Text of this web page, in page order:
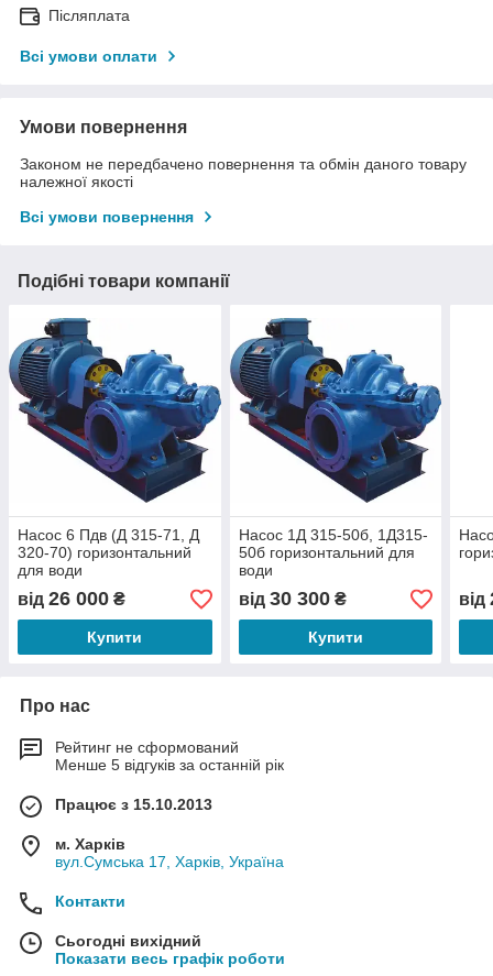
Післяплата
Всі умови оплати
Умови повернення
Законом не передбачено повернення та обмін даного товару
належної якості
Всі умови повернення
Подібні товари компанії
Насос 6 Пдв (Д 315-71, Д
320-70) горизонтальний
для води
від 26 000 ₴
Купити
Насос 1Д 315-50б, 1Д315-
50б горизонтальний для
води
від 30 300₴
Купити
від
Про нас
Рейтинг не сформований
Менше 5 відгуків за останній рік
Працює з 15.10.2013
м. Харків
вул.Сумська 17, Харків, Україна
Контакти
Сьогодні вихідний
Показати весь графік роботи